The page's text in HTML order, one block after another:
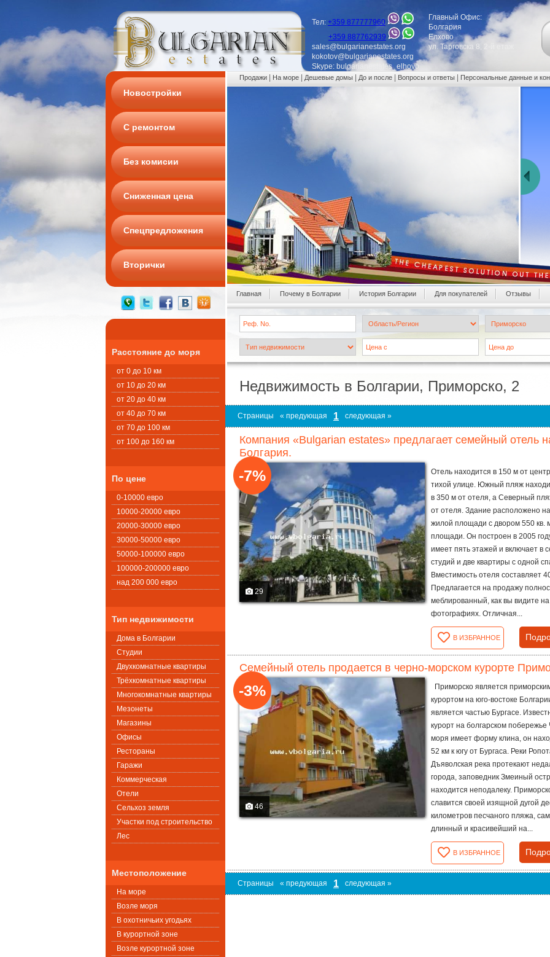
Тел: +359 877777960
+359 887762939
sales@bulgarianestates.org
kokotov@bulgarianestates.org
Skype: bulgarianestates_elhovo
Главный Офис:
Болгария
Елхово
ул. Тарговска 8, 2-й етаж
Новостройки
С ремонтом
Без комисии
Сниженная цена
Спецпредложения
Вторички
Расстояние до моря
от 0 до 10 км
от 10 до 20 км
от 20 до 40 км
от 40 до 70 км
от 70 до 100 км
от 100 до 160 км
По цене
0-10000 евро
10000-20000 евро
20000-30000 евро
30000-50000 евро
50000-100000 евро
100000-200000 евро
над 200 000 евро
Тип недвижимости
Дома в Болгарии
Студии
Двухкомнатные квартиры
Трёхкомнатные квартиры
Многокомнатные квартиры
Мезонеты
Магазины
Офисы
Рестораны
Гаражи
Коммерческая
Oтели
Сельхоз земля
Участки под строительство
Лес
Местоположение
На море
Возле моря
В охотничьих угодьях
В курортной зоне
Возле курортной зоне
Продажи На море Дешевые домы До и после Вопросы и ответы Персональные данные и
Главная Почему в Болгарии История Болгарии Для покупателей Oтзывы
Недвижимость в Болгарии, Приморско, 2
Страницы « предующая 1 следующая »
Компания «Bulgarian estates» предлагает семейный отель
Болгария.
29
-7%
Отель находится в 150 м от
тихой улице. Южный пляж
в 350 м от отеля, а Северный
от отеля. Здание расположено
жилой площади с двором 550 кв.
площади. Он построен в 2005
имеет пять этажей и включает в
студий и две квартиры с одной
Вместимость отеля составляет
Предлагается на продажу
меблированный, как вы видите на
фотографиях. Отличная...
В ИЗБРАННОЕ
Семейный отель продается в черно-морском курорте
46
-3%
Приморско является
курортом на юго-востоке
является частью Бургасе.
курорт на болгарском побережье
моря имеет форму клина, он
52 км к югу от Бургаса. Реки
Дъяволская река протекают
города, заповедник Змеиный
находится неподалеку.
славится своей изящной дугой
километров песчаного пляжа,
длинный и красивейший на...
В ИЗБРАННОЕ
Страницы « предующая 1 следующая »